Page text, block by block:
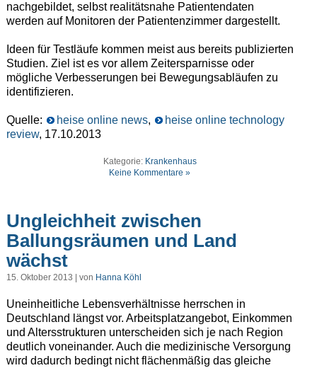
nachgebildet, selbst realitätsnahe Patientendaten
werden auf Monitoren der Patientenzimmer dargestellt.
Ideen für Testläufe kommen meist aus bereits publizierten
Studien. Ziel ist es vor allem Zeitersparnisse oder
mögliche Verbesserungen bei Bewegungsabläufen zu
identifizieren.
Quelle: heise online news,
heise online technology
review, 17.10.2013
Kategorie: Krankenhaus
Keine Kommentare »
Ungleichheit zwischen
Ballungsräumen und Land
wächst
15. Oktober 2013 | von Hanna Köhl
Uneinheitliche Lebensverhältnisse herrschen in
Deutschland längst vor. Arbeitsplatzangebot, Einkommen
und Altersstrukturen unterscheiden sich je nach Region
deutlich voneinander. Auch die medizinische Versorgung
wird dadurch bedingt nicht flächenmäßig das gleiche